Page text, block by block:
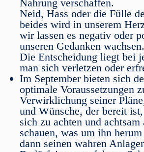
Nahrung verschaffen.
Neid, Hass oder die Fülle
beides wird in unserem
wir lassen es negativ oder
unseren Gedanken wachsen.
Die Entscheidung liegt bei
man sich verletzen oder
Im September bieten sich
optimale Voraussetzungen
Verwirklichung seiner
und Wünsche, der bereit
sich zu achten und achtsam
schauen, was um ihn
dann seinen wahren